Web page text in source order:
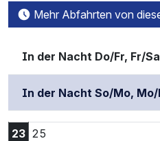
Mehr Abfahrten von
In der Nacht Do/Fr, Fr/
In der Nacht So/Mo,
23 25